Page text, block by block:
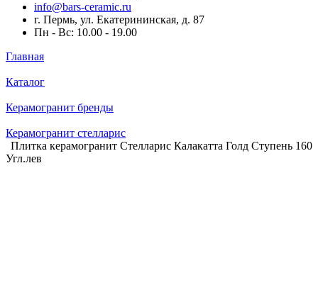
info@bars-ceramic.ru
г. Пермь, ул. Екатерининская, д. 87
Пн - Вс: 10.00 - 19.00
Главная
Каталог
Керамогранит бренды
Керамогранит стелларис
Плитка керамогранит Стелларис Калакатта Голд Ступень 160
Угл.лев